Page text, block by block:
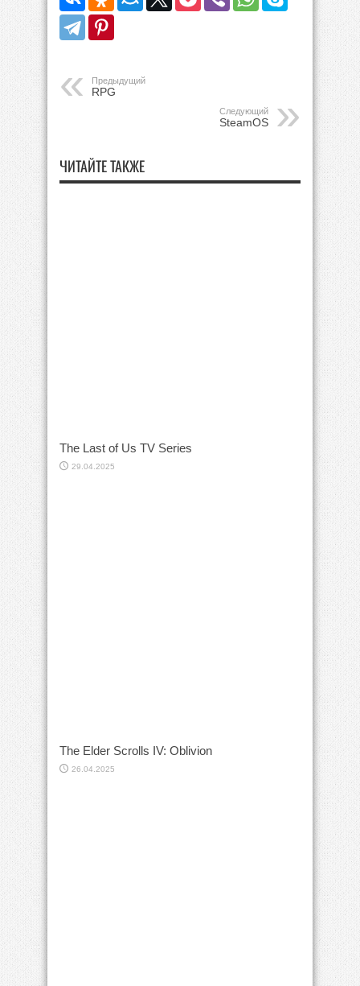
Предыдущий
RPG
Следующий
SteamOS
ЧИТАЙТЕ ТАКЖЕ
The Last of Us TV Series
29.04.2025
The Elder Scrolls IV: Oblivion
26.04.2025